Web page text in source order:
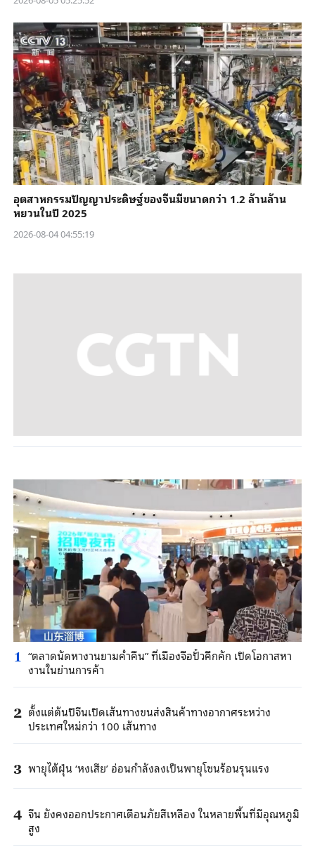
อุตสาหกรรมปัญญาประดิษฐ์ของจีนมีขนาดกว่า 1.2 ล้านล้าน
หยวนในปี 2025
2026-08-04 04:55:19
1 “ตลาดนัดหางานยามค่ำคืน” ที่เมืองจือปั๋วคึกคัก เปิดโอกาสหา
งานในย่านการค้า
2 ตั้งแต่ต้นปีจีนเปิดเส้นทางขนส่งสินค้าทางอากาศระหว่าง
ประเทศใหม่กว่า 100 เส้นทาง
3 พายุไต้ฝุ่น ‘หงเสีย’ อ่อนกำลังลงเป็นพายุโซนร้อนรุนแรง
4 จีน ยังคงออกประกาศเตือนภัยสีเหลือง ในหลายพื้นที่มีอุณหภูมิ
สูง